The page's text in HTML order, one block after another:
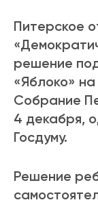
Питерское
решение
«Яблоко»
Собрание
4 декабря,
Госдуму.
Решение